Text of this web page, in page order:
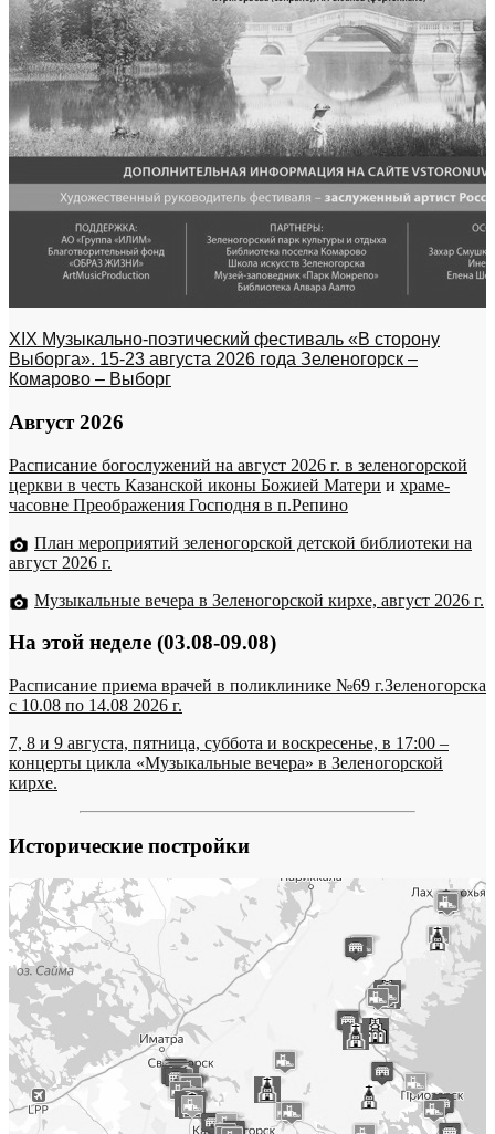
XIX Музыкально-поэтический фестиваль «В сторону
Выборга». 15-23 августа 2026 года Зеленогорск –
Комарово – Выборг
Август 2026
Расписание богослужений на август 2026 г. в зеленогорской
церкви в честь Казанской иконы Божией Матери и храме-
часовне Преображения Господня в п.Репино
План мероприятий зеленогорской детской библиотеки на
август 2026 г.
Музыкальные вечера в Зеленогорской кирхе, август 2026 г.
На этой неделе (03.08-09.08)
Расписание приема врачей в поликлинике №69 г.Зеленогорска
c 10.08 по 14.08 2026 г.
7, 8 и 9 августа, пятница, суббота и воскресенье, в 17:00 –
концерты цикла «Музыкальные вечера» в Зеленогорской
кирхе.
Исторические постройки